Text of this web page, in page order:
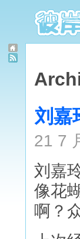
刘嘉
21 7
刘嘉
像花
啊？